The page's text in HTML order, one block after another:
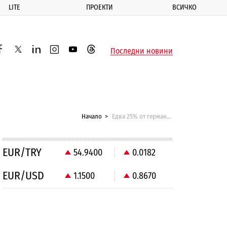
LITE ПРОЕКТИ ВСИЧКО
twitterlinkedininstagram
youtubethreadsПоследни новини
Начало Едва 25% от германците искат Гърция в еврозоната
EUR/TRY 54.9400 0.0182
EUR/USD 1.1500 0.8670